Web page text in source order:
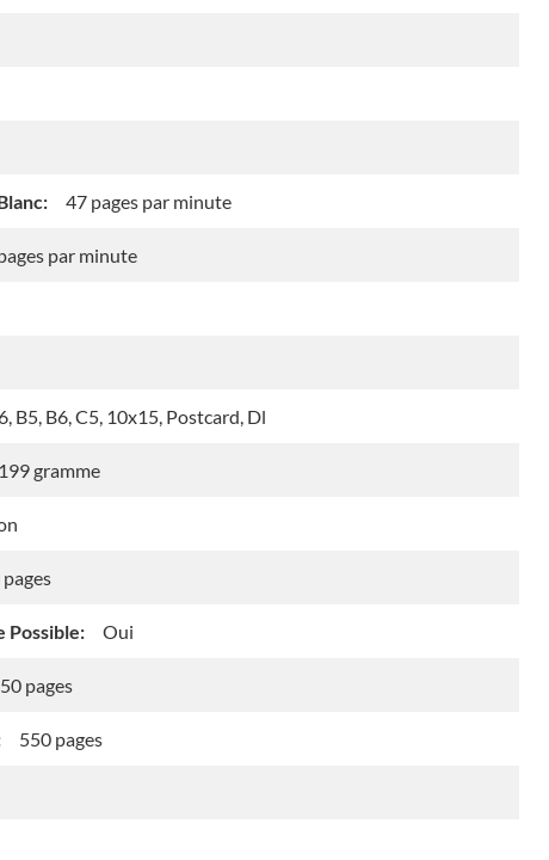
47 pages par minute
par minute
B5, B6, C5, 10x15, Postcard, Dl
199 gramme
Possible: Oui
pages
550 pages